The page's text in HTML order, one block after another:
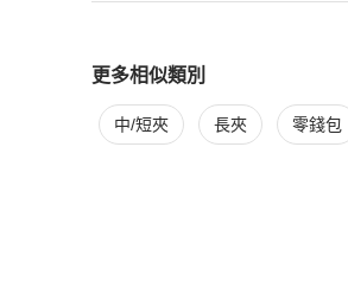
更多相似類別
更多Chanel 女士錢包 / 小皮件
中/短夾 長夾 零錢包